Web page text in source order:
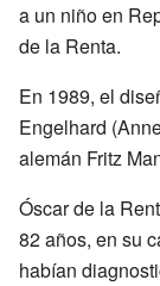
a un niño en
de la Renta.
En 1989, el
Engelhard
alemán Fritz
Óscar de la
82 años, en su
habían